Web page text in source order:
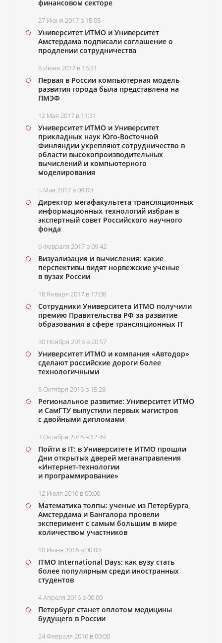
финансовом секторе
27 Июня 2017 в 15:05
Университет ИТМО и Университет
Амстердама подписали соглашение о
продлении сотрудничества
6 Июня 2017 в 16:31
Первая в России компьютерная модель
развития города была представлена на
ПМЭФ
12 Мая 2017 в 11:31
Университет ИТМО и Университет
прикладных наук Юго-Восточной
Финляндии укрепляют сотрудничество в
области высокопроизводительных
вычислений и компьютерного
моделирования
5 Мая 2017 в 09:00
Директор мегафакультета трансляционных
информационных технологий избран в
экспертный совет Российского научного
фонда
6 Февраля 2017 в 09:42
Визуализация и вычисления: какие
перспективы видят норвежские ученые
в вузах России
18 Января 2017 в 17:08
Сотрудники Университета ИТМО получили
премию Правительства РФ за развитие
образования в сфере трансляционных IT
30 Ноября 2016 в 20:57
Университет ИТМО и компания «Автодор»
сделают российские дороги более
технологичными
5 Октября 2016 в 15:28
Региональное развитие: Университет ИТМО
и СамГТУ выпустили первых магистров
с двойными дипломами
3 Октября 2016 в 12:49
Пойти в IT: в Университете ИТМО прошли
Дни открытых дверей меганаправления
«Интернет-технологии
и программирование»
12 Июля 2016 в 00:00
Математика толпы: ученые из Петербурга,
Амстердама и Бангалора провели
эксперимент с самым большим в мире
количеством участников
10 Июня 2016 в 00:00
ITMO International Days: как вузу стать
более популярным среди иностранных
студентов
4 Апреля 2016 в 00:00
Петербург станет оплотом медицины
будущего в России
24 Февраля 2016 в 00:00